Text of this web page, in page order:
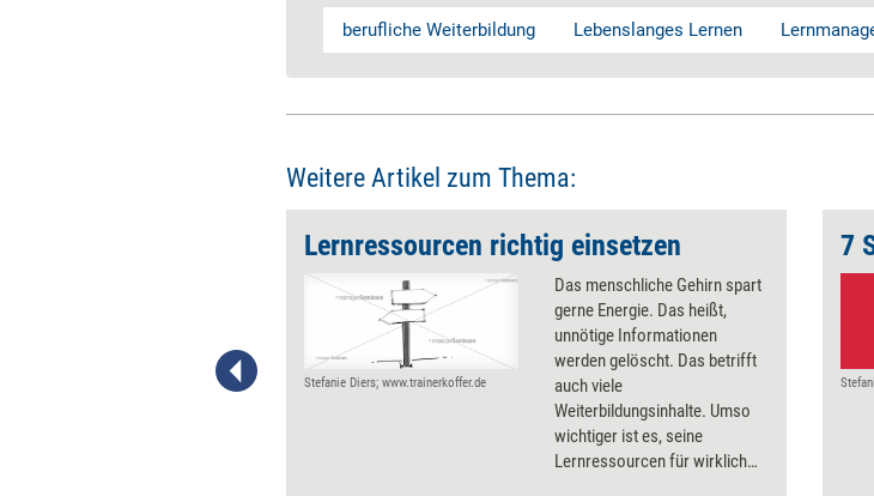
berufliche Weiterbildung Lebenslanges Lernen
Weitere Artikel zum Thema:
Selbstdisziplin, sich neben Job
Lernressourcen richtig einsetzen
Stefanie Diers; www.trainerkoffer.de
Das menschliche Gehirn spart
gerne Energie. Das heißt,
unnötige Informationen
werden gelöscht. Das betrifft
auch viele
Weiterbildungsinhalte. Umso
wichtiger ist es, seine
Lernressourcen für wirklich
7